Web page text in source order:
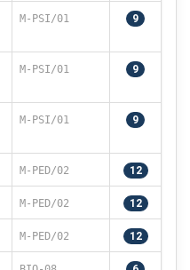
M-PSI/01 9
M-PSI/01 9
M-PSI/01 9
M-PED/02 12
M-PED/02 12
M-PED/02 12